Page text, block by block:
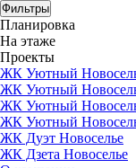
Фильтры
Планировка
На этаже
Проекты
ЖК Уютный
ЖК Уютный
ЖК Уютный
ЖК Уютный
ЖК Дуэт Новоселье
ЖК Дзета Новоселье